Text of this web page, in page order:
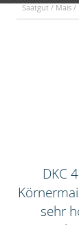
Saatgut / Mais /
DKC
sehr